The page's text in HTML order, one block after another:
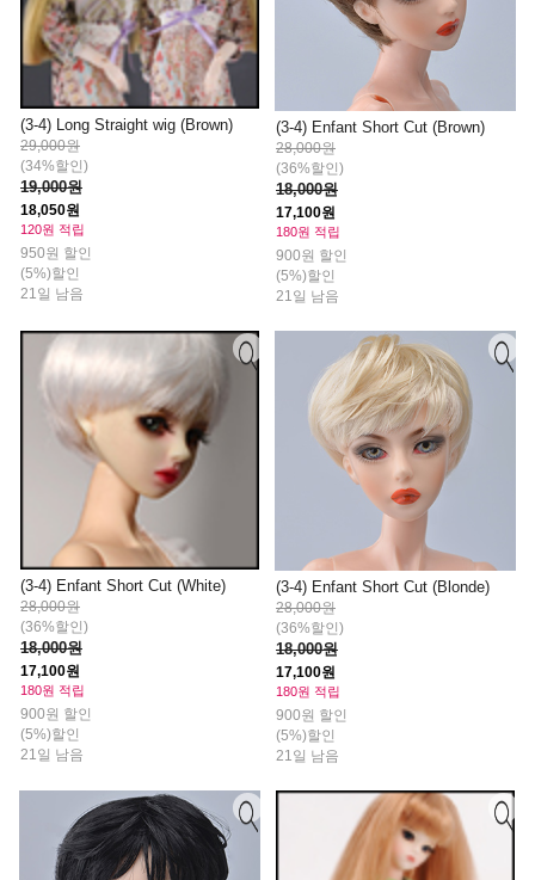
(3-4) Long Straight wig (Brown)
29,000원
(34%할인)
19,000원
18,050원
120원 적립
950원 할인
(5%)할인
21일 남음
(3-4) Enfant Short Cut (Brown)
28,000원
(36%할인)
18,000원
17,100원
180원 적립
900원 할인
(5%)할인
21일 남음
(3-4) Enfant Short Cut (White)
28,000원
(36%할인)
18,000원
17,100원
180원 적립
900원 할인
(5%)할인
21일 남음
(3-4) Enfant Short Cut (Blonde)
28,000원
(36%할인)
18,000원
17,100원
180원 적립
900원 할인
(5%)할인
21일 남음